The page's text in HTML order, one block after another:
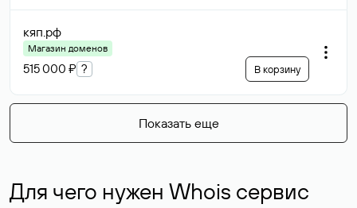
кяп.рф
Магазин доменов
515 000 ₽ ? В корзину
Показать еще
Для чего нужен Whois сервис